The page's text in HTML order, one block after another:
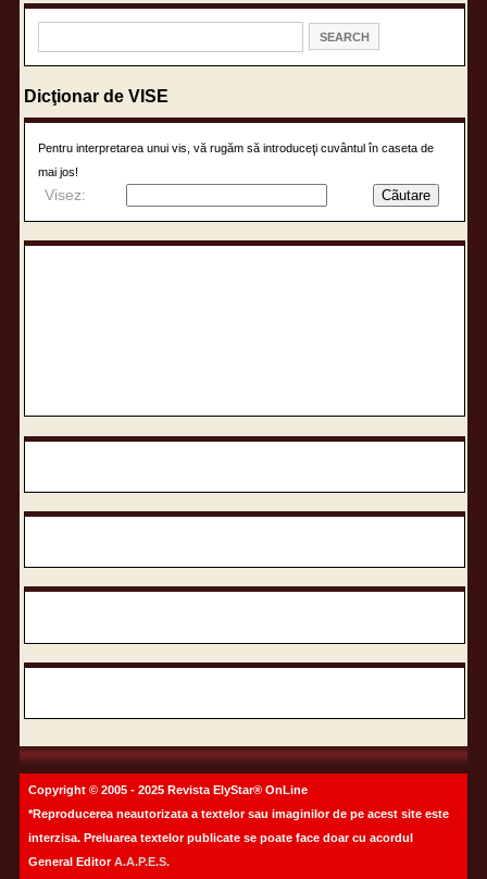
Dicţionar de VISE
Pentru interpretarea unui vis, vă rugăm să introduceţi cuvântul în caseta de
mai jos!
Visez:
Copyright © 2005 - 2025 Revista ElyStar® OnLine
*Reproducerea neautorizata a textelor sau imaginilor de pe acest site este
interzisa. Preluarea textelor publicate se poate face doar cu acordul
General EditorA.A.P.E.S.